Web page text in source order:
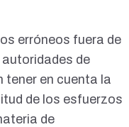
erróneos fuera de
de
tener en cuenta la
de los esfuerzos
de